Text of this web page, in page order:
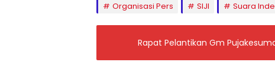
Organisasi Pers
SIJI Suara
Rapat Pelantikan Gm